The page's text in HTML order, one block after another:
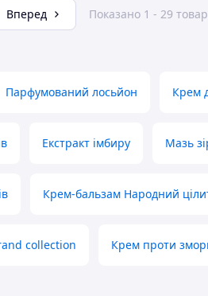
Вперед Показано 1 - 29
Парфумований лосьйон Крем
Екстракт імбиру Мазь
Крем-бальзам Народний
collection Крем проти